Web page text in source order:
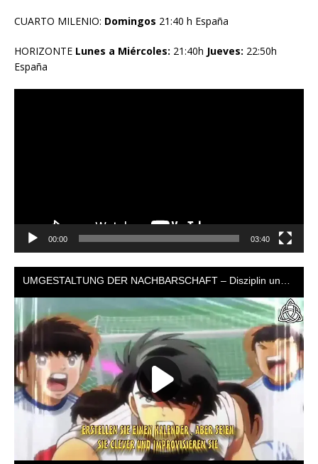
CUARTO MILENIO: Domingos 21:40 h España
HORIZONTE Lunes a Miércoles: 21:40h Jueves: 22:50h
España
00:00 03:40